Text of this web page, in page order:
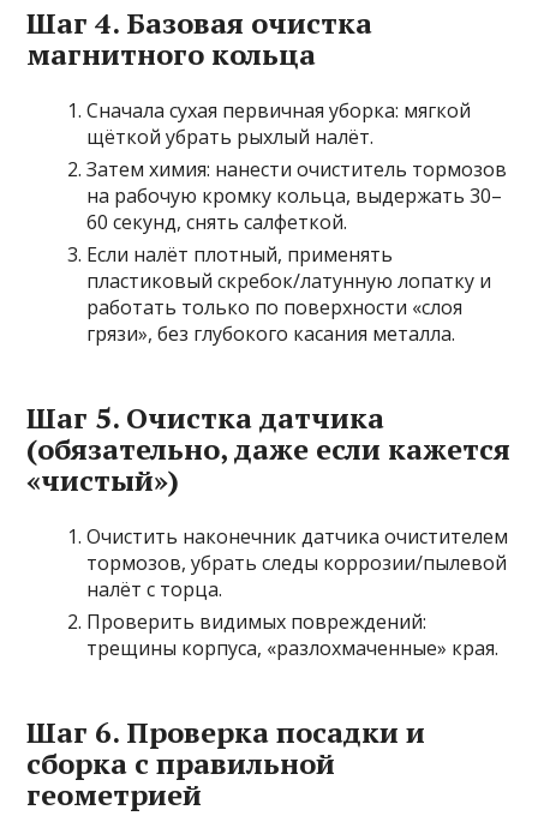
Шаг 4. Базовая очистка
магнитного кольца
Сначала сухая первичная уборка: мягкой
щёткой убрать рыхлый налёт.
Затем химия: нанести очиститель тормозов
на рабочую кромку кольца, выдержать 30–
60 секунд, снять салфеткой.
Если налёт плотный, применять
пластиковый скребок/латунную лопатку и
работать только по поверхности «слоя
грязи», без глубокого касания металла.
Шаг 5. Очистка датчика
(обязательно, даже если кажется
«чистый»)
Очистить наконечник датчика очистителем
тормозов, убрать следы коррозии/пылевой
налёт с торца.
Проверить видимых повреждений:
трещины корпуса, «разлохмаченные» края.
Шаг 6. Проверка посадки и
сборка с правильной
геометрией